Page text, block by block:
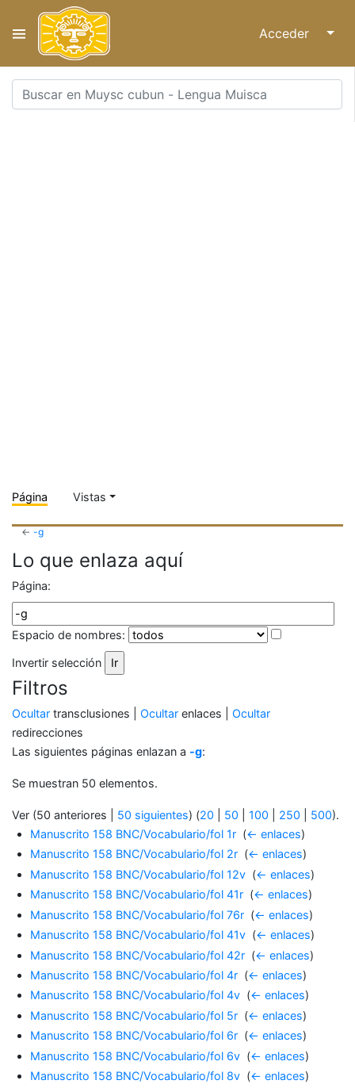
Acceder ↓
Página Vistas
←-g
Lo que enlaza aquí
Página:
Espacio de nombres:
Invertir selección
Filtros
Ocultar transclusiones | Ocultar enlaces | Ocultar
redirecciones
Las siguientes páginas enlazan a -g:
Se muestran 50 elementos.
Ver (50 anteriores | 50 siguientes) (20 50 100 250 500).
Manuscrito 158 BNC/Vocabulario/fol 1r (← enlaces)
Manuscrito 158 BNC/Vocabulario/fol 2r (← enlaces)
Manuscrito 158 BNC/Vocabulario/fol 12v (← enlaces)
Manuscrito 158 BNC/Vocabulario/fol 41r (← enlaces)
Manuscrito 158 BNC/Vocabulario/fol 76r (← enlaces)
Manuscrito 158 BNC/Vocabulario/fol 41v (← enlaces)
Manuscrito 158 BNC/Vocabulario/fol 42r (← enlaces)
Manuscrito 158 BNC/Vocabulario/fol 4r (← enlaces)
Manuscrito 158 BNC/Vocabulario/fol 4v (← enlaces)
Manuscrito 158 BNC/Vocabulario/fol 5r (← enlaces)
Manuscrito 158 BNC/Vocabulario/fol 6r (← enlaces)
Manuscrito 158 BNC/Vocabulario/fol 6v (← enlaces)
Manuscrito 158 BNC/Vocabulario/fol 8v (← enlaces)